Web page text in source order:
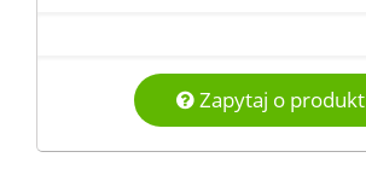
Zapytaj o produkt